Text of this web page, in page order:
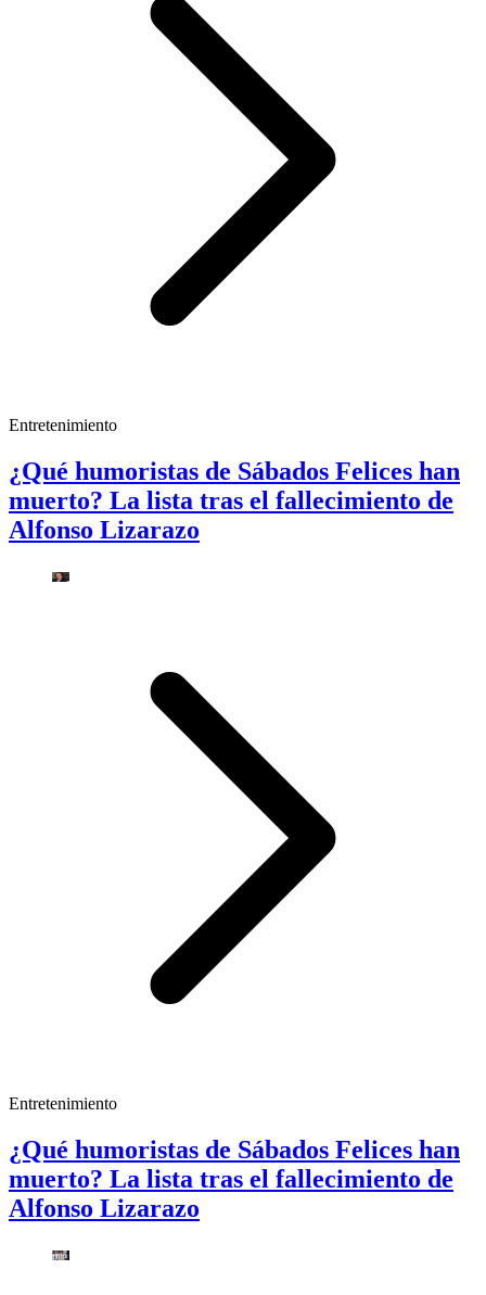
Entretenimiento
¿Qué humoristas de Sábados Felices han
muerto? La lista tras el fallecimiento de
Alfonso Lizarazo
Entretenimiento
¿Qué humoristas de Sábados Felices han
muerto? La lista tras el fallecimiento de
Alfonso Lizarazo